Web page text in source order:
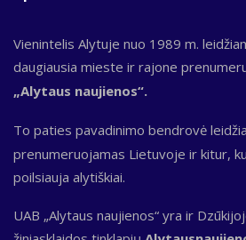
Vienintelis Alytuje nuo 1989 m.
daugiausia mieste ir rajone
„Alytaus naujienos“.
To paties pavadinimo bendrovė
prenumeruojamas Lietuvoje ir kitur,
poilsiauja alytiškiai.
UAB „Alytaus naujienos“ yra ir